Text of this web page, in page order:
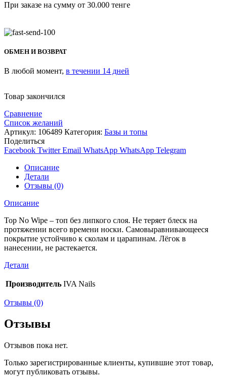
При заказе на сумму от 30.000 тенге
ОБМЕН И ВОЗВРАТ
В любой момент, в течении 14 дней
Товар закончился
Сравнение
Список желаний
Артикул: 106489 Категория: Базы и топы
Поделиться
Facebook Twitter Email WhatsApp WhatsApp Telegram
Описание
Детали
Отзывы (0)
Описание
Top No Wipe – топ без липкого слоя. Не теряет блеск на
протяжении всего времени носки. Самовыравнивающееся
покрытие устойчиво к сколам и царапинам. Лёгок в
нанесении, не растекается.
Детали
Производитель IVA Nails
Отзывы (0)
Отзывы
Отзывов пока нет.
Только зарегистрированные клиенты, купившие этот товар,
могут публиковать отзывы.